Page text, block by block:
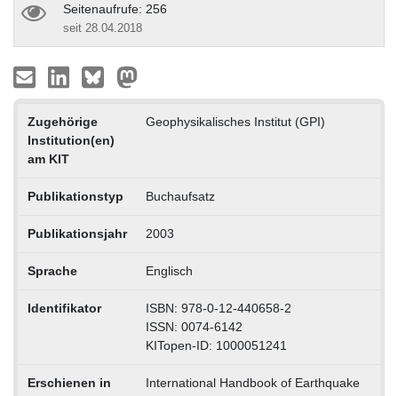
Seitenaufrufe: 256
seit 28.04.2018
Zugehörige
Institution(en)
am KIT
Geophysikalisches Institut (GPI)
Publikationstyp Buchaufsatz
Publikationsjahr 2003
Sprache Englisch
Identifikator
ISBN: 978-0-12-440658-2
ISSN: 0074-6142
KITopen-ID: 1000051241
Erschienen in
International Handbook of Earthquake